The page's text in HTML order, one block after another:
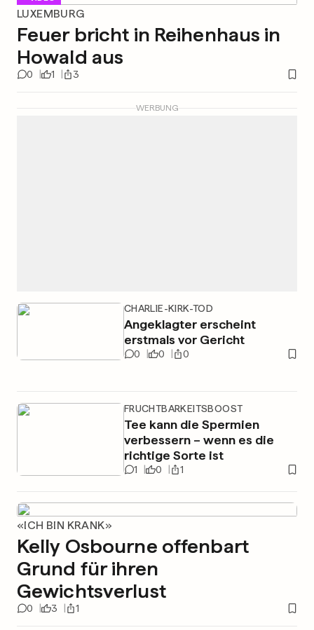
LUXEMBURG
Feuer bricht in Reihenhaus in
Howald aus
0 1 3
CHARLIE-KIRK-TOD
Angeklagter erscheint
erstmals vor Gericht
0 0 0
FRUCHTBARKEITSBOOST
Tee kann die Spermien
verbessern – wenn es die
richtige Sorte ist
1 0 1
WERBUNG
«ICH BIN KRANK»
Kelly Osbourne offenbart
Grund für ihren
Gewichtsverlust
0 3 1